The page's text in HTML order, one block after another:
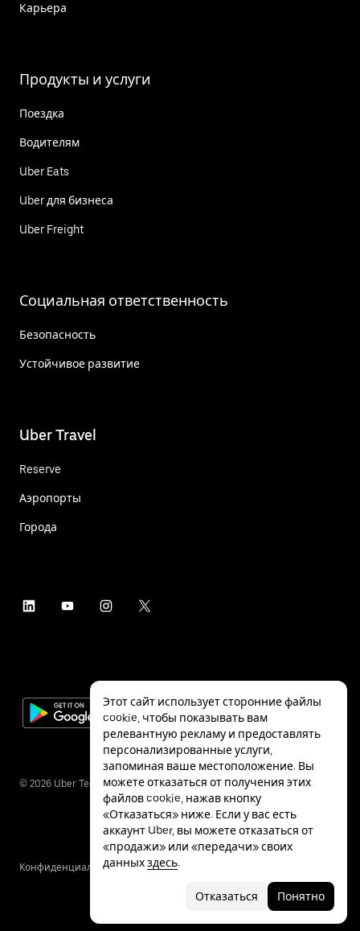
Карьера
Продукты и услуги
Поездка
Водителям
Uber Eats
Uber для бизнеса
Uber Freight
Социальная ответственность
Безопасность
Устойчивое развитие
Uber Travel
Reserve
Аэропорты
Города
© 2026 Uber Technologies Inc.
КонфиденциальностьСпециальные
Этот сайт использует сторонние файлы
cookie, чтобы показывать вам
релевантную рекламу и предоставлять
персонализированные услуги,
запоминая ваше местоположение. Вы
можете отказаться от получения этих
файлов cookie, нажав кнопку
«Отказаться» ниже. Если у вас есть
аккаунт Uber, вы можете отказаться от
«продажи» или «передачи» своих
данныхздесь.
Отказаться Понятно